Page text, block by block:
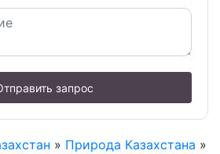
запрос
» Природа Казахстана »